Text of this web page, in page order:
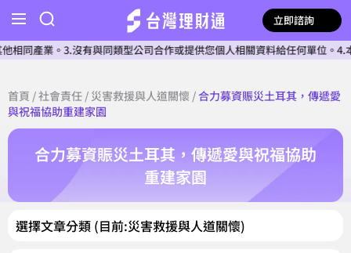
立即諮詢
。3.沒有與同類型公司合作或提供您個人相關資料給任何單位。4.本公
首頁 /社會責任 / 災害救援與人道關懷 /合力募資賑災土耳其，傳遞愛
與祝福協助重建家園
合力募資賑災土耳其，傳遞愛與祝福協助
重建家園
選擇文章分類 (目前:災害救援與人道關懷)